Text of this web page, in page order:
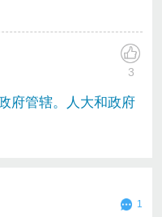
3
府管辖。人大和政府
1